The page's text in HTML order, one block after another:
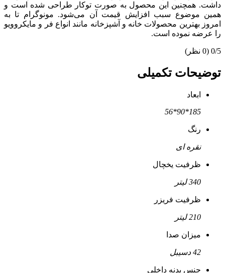
داشت. همچنین این محصول به صورت توکار طراحی شده است و
همین موضوع سبب افزایش قیمت آن می‌شود. مونوگرام تا به
امروز بهترین محصولات خانه و آشپزخانه مانند انواع فر و مایکروویو
را عرضه نموده است.
0/5 (0 نظر)
توضیحات تکمیلی
ابعاد
185*90*56
رنگ
نقره ای
ظرفیت یخچال
340 لیتر
ظرفیت فریزر
210 لیتر
میزان صدا
42 دسیبل
جنس بدنه داخلی